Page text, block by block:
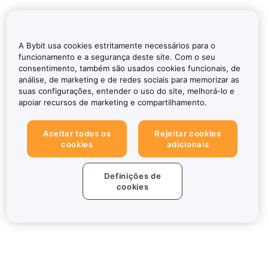
A Bybit usa cookies estritamente necessários para o
funcionamento e a segurança deste site. Com o seu
consentimento, também são usados cookies funcionais, de
análise, de marketing e de redes sociais para memorizar as
suas configurações, entender o uso do site, melhorá-lo e
apoiar recursos de marketing e compartilhamento.
Aceitar todos os
cookies
Rejeitar cookies
adicionais
Definições de
cookies